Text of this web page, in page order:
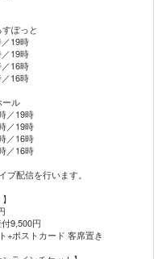
ぽっと
19時
19時
16時
16時
ール
／19時
／19時
／16時
／16時
ブ配信を行います。
付9,500円
+ポストカード 客席置き